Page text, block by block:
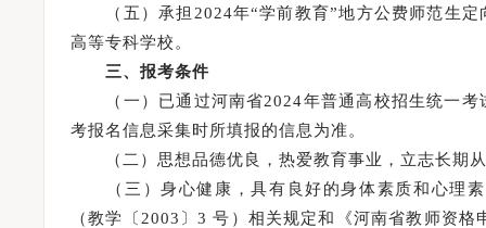
（五）承担2024年“学前教育”地方公费师范生定
高等专科学校。
三、报考条件
（一）已通过河南省2024年普通高校招生统一考
考报名信息采集时所填报的信息为准。
（二）思想品德优良，热爱教育事业，立志长期从
（三）身心健康，具有良好的身体素质和心理素
（教学〔2003〕3 号）相关规定和《河南省教师资